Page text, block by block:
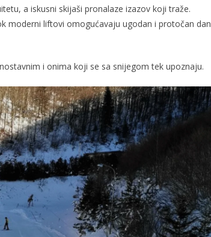
a iskusni skijaši pronalaze izazov koji traže.
moderni liftovi omogućavaju ugodan i protočan dan
i onima koji se sa snijegom tek upoznaju.